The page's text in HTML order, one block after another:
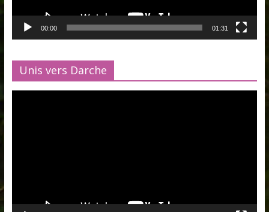
00:00 01:31
Unis vers Darche